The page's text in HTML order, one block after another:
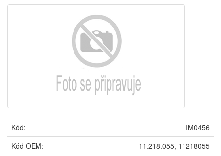
Kód:
IM0456
Kód OEM:
11.218.055, 11218055